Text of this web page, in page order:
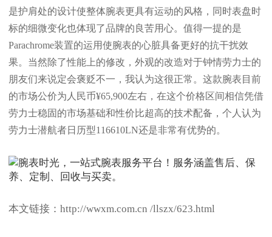
是护肩处的设计使整体腕表更具有运动的风格，同时表盘时
标的细微变化也体现了品牌的良苦用心。值得一提的是
Parachrome装置的运用使腕表的心脏具备更好的抗干扰效
果。当然除了性能上的修改，外观的改造对于钟情劳力士的
朋友们来说定会褒贬不一，我认为这很正常。这款腕表目前
的市场公价为人民币¥65,900左右，在这个价格区间相信凭借
劳力士稳固的市场基础和性价比超高的技术配备，个人认为
劳力士潜航者日历型116610LN还是非常有优势的。
本文链接：http://wwxm.com.cn /llszx/623.html